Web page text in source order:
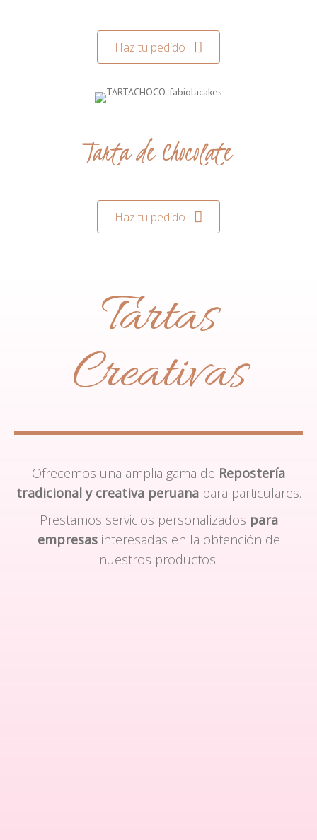
Haz tu pedido
Tarta de Chocolate
Haz tu pedido
Tartas
Creativas
Ofrecemos una amplia gama de Repostería
tradicional y creativa peruanapara particulares.
Prestamos servicios personalizados para
empresasinteresadas en la obtención de
nuestros productos.